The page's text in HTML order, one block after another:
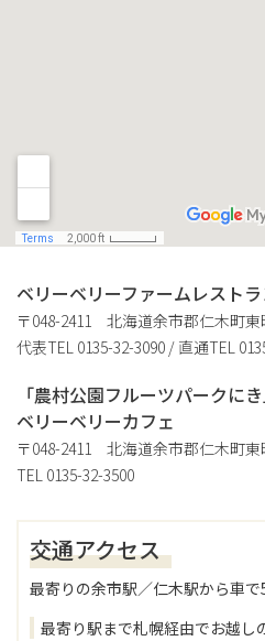
ベリーベリーファームレスト
〒048-2411 北海道余市郡仁木町東
代表TEL 0135-32-3090 / 直通TEL
「農村公園フルーツパークに
ベリーベリーカフェ
〒048-2411 北海道余市郡仁木町東
TEL 0135-32-3500
交通アクセス
最寄りの余市駅／仁木駅から車
最寄り駅まで札幌経由でお越し